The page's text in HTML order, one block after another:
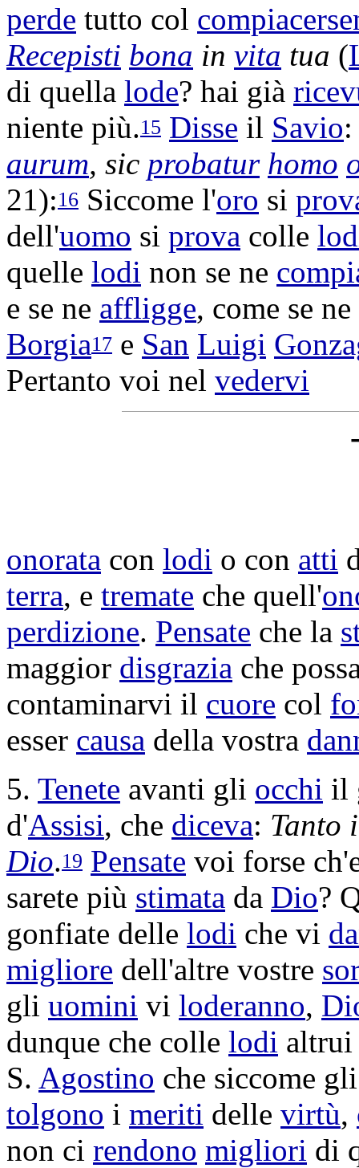
perde tutto col
Recepisti bona in vita tua (
di quella lode? hai già
niente più.15 Disse il Savio
aurum, sic probatur homo
21):16 Siccome l'oro si
dell'uomo si prova colle
quelle lodi non se ne
e se ne affligge, come se ne
Borgia17 e San Luigi
Pertanto voi nel vedervi
onorata con lodi o con atti
terra, e tremate che quell'
perdizione. Pensate che la
maggior disgrazia che
contaminarvi il cuore col
esser causa della vostra
5. Tenete avanti gli occhi il
d'Assisi, che diceva: Tanto
Dio.19 Pensate voi forse
sarete più stimata da Dio?
gonfiate delle lodi che vi
migliore dell'altre vostre
gli uomini vi loderanno,
dunque che colle lodi
S. Agostino che siccome
tolgono i meriti delle virtù,
non ci rendono migliori di